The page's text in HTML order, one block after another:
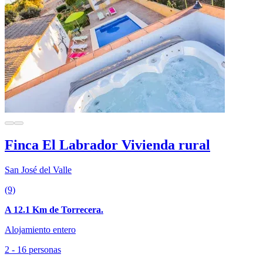
Finca El Labrador Vivienda rural
San José del Valle
(9)
A 12.1 Km de Torrecera.
Alojamiento entero
2 - 16 personas